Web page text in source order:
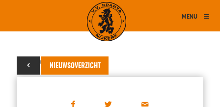
MENU
NIEUWSOVERZICHT
13 augustus 2018